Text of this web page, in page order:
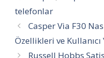
telefonlar
Casper Via F30
Özellikleri ve
Russell Hobbs